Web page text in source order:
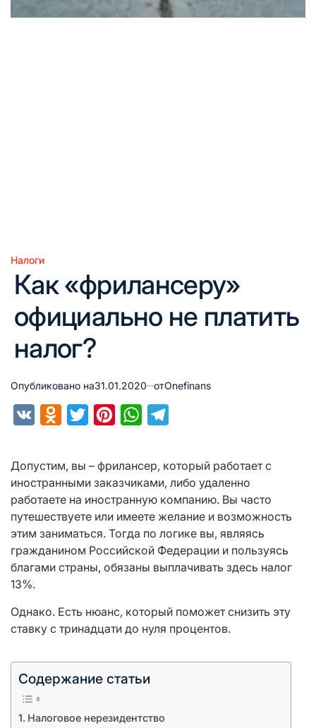
Опубликовано
Налоги
Как «фрилансеру»
официально не платить
налог?
Опубликовано на31.01.2020 отOnefinans
VK Odnoklassniki
TwitterPinterestWhatsApp
Допустим, вы – фрилансер, который работает с
иностранными заказчиками, либо удаленно
работаете на иностранную компанию. Вы часто
путешествуете или имеете желание и возможность
этим заниматься. Тогда по логике вы, являясь
гражданином Российской Федерации и пользуясь
благами страны, обязаны выплачивать здесь налог
13%.
Однако. Есть нюанс, который поможет снизить эту
ставку с тринадцати до нуля процентов.
Содержание статьи
Налоговое нерезидентство